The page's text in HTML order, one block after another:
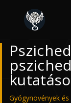
Gyógynövények